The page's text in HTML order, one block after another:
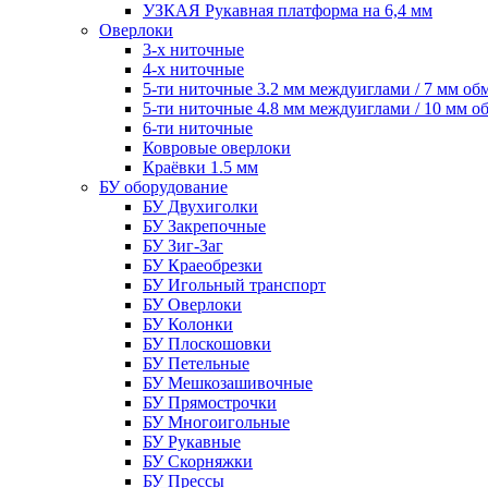
УЗКАЯ Рукавная платформа на 6,4 мм
Оверлоки
3-х ниточные
4-х ниточные
5-ти ниточные 3.2 мм междуиглами / 7 мм
5-ти ниточные 4.8 мм междуиглами / 10 мм
6-ти ниточные
Ковровые оверлоки
Краёвки 1.5 мм
БУ оборудование
БУ Двухиголки
БУ Закрепочные
БУ Зиг-Заг
БУ Краеобрезки
БУ Игольный транспорт
БУ Оверлоки
БУ Колонки
БУ Плоскошовки
БУ Петельные
БУ Мешкозашивочные
БУ Прямострочки
БУ Многоигольные
БУ Рукавные
БУ Скорняжки
БУ Прессы